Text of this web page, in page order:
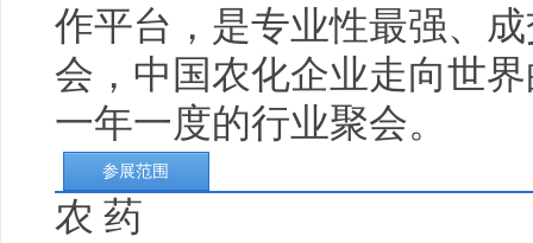
作平台，是专业性最强、
会，中国农化企业走向世
一年一度的行业聚会。
参展范围
农 药